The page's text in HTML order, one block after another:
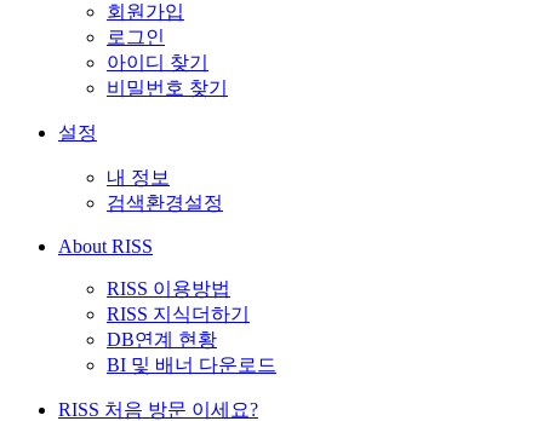
회원가입
로그인
아이디 찾기
비밀번호 찾기
설정
내 정보
검색환경설정
About RISS
RISS 이용방법
RISS 지식더하기
DB연계 현황
BI 및 배너 다운로드
RISS 처음 방문 이세요?